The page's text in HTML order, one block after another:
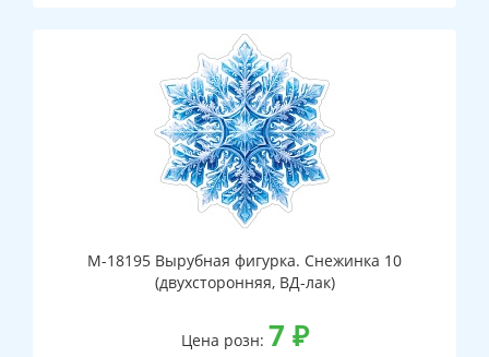
М-18195 Вырубная фигурка. Снежинка 10
(двухсторонняя, ВД-лак)
Цена розн: 7 ₽